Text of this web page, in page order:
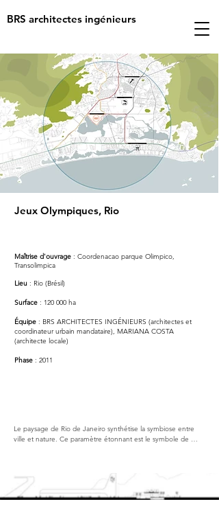
BRS architectes ingénieurs
Jeux Olympiques, Rio
Maîtrise d'ouvrage : Coordenacao parque Olimpico,
Transolimpica
Lieu : Rio (Brésil)
Surface : 120 000 ha
Équipe : BRS ARCHITECTES INGÉNIEURS (architectes et
coordinateur urbain mandataire), MARIANA COSTA
(architecte locale)
Phase : 2011
Le paysage de Rio de Janeiro synthétise la symbiose entre
ville et nature. Ce paramètre étonnant est le symbole de
transport public est intégré dans espace public : une
extension de places de la ville et des trottoirs. Un endroit où
l’on bénéficie de la convivialité et la rencontre avec d’autres.